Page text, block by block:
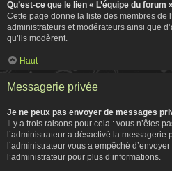
Qu’est-ce que le lien « L’équipe du forum
Cette page donne la liste des membres de
administrateurs et modérateurs ainsi que
qu’ils modèrent.
Haut
Messagerie privée
Je ne peux pas envoyer de messages
Il y a trois raisons pour cela : vous n’êtes
l’administrateur a désactivé la messagerie
l’administrateur vous a empêché
l’administrateur pour plus d’informations.